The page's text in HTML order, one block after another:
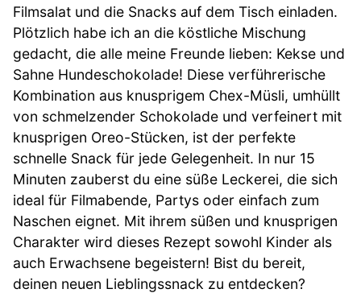
Filmsalat und die Snacks auf dem Tisch einladen.
Plötzlich habe ich an die köstliche Mischung
gedacht, die alle meine Freunde lieben: Kekse und
Sahne Hundeschokolade! Diese verführerische
Kombination aus knusprigem Chex-Müsli, umhüllt
von schmelzender Schokolade und verfeinert mit
knusprigen Oreo-Stücken, ist der perfekte
schnelle Snack für jede Gelegenheit. In nur 15
Minuten zauberst du eine süße Leckerei, die sich
ideal für Filmabende, Partys oder einfach zum
Naschen eignet. Mit ihrem süßen und knusprigen
Charakter wird dieses Rezept sowohl Kinder als
auch Erwachsene begeistern! Bist du bereit,
deinen neuen Lieblingssnack zu entdecken?